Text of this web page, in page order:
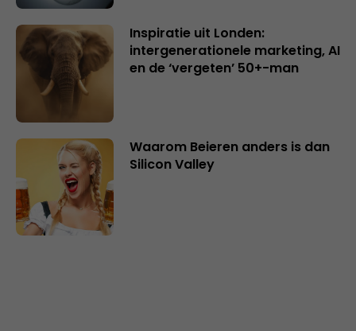
Inspiratie uit Londen:
intergenerationele marketing, AI
en de ‘vergeten’ 50+-man
Waarom Beieren anders is dan
Silicon Valley